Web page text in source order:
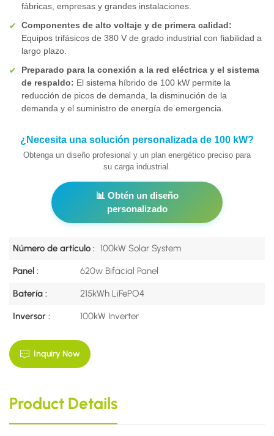
fábricas, empresas y grandes instalaciones.
✔
Componentes de alto voltaje y de primera calidad:
Equipos trifásicos de 380 V de grado industrial con fiabilidad a
largo plazo.
✔
Preparado para la conexión a la red eléctrica y el sistema
de respaldo: El sistema híbrido de 100 kW permite la
reducción de picos de demanda, la disminución de la
demanda y el suministro de energía de emergencia.
¿Necesita una solución personalizada de 100 kW?
Obtenga un diseño profesional y un plan energético preciso para
su carga industrial.
📊 Obtén un diseño
personalizado
Número de artículo : 100kW Solar System
Panel : 620w Bifacial Panel
Batería : 215kWh LiFePO4
Inversor : 100kW Inverter
Inquiry Now
Product Details